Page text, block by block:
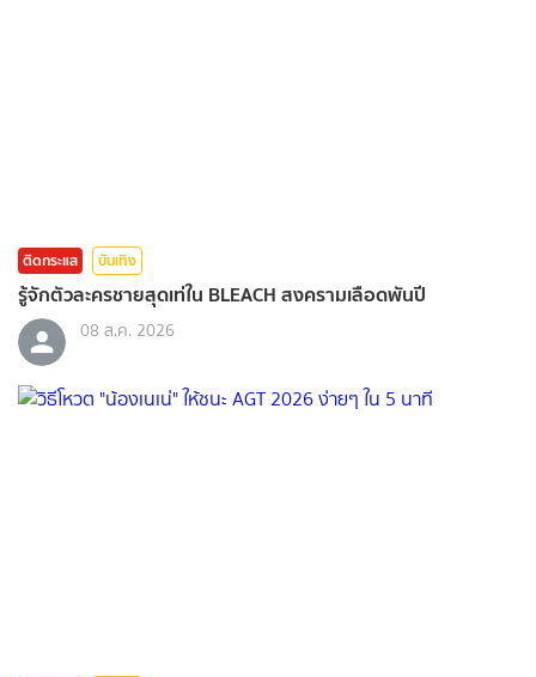
ติดกระแส บันเทิง
รู้จักตัวละครชายสุดเท่ใน BLEACH สงครามเลือดพันปี
08 ส.ค. 2026